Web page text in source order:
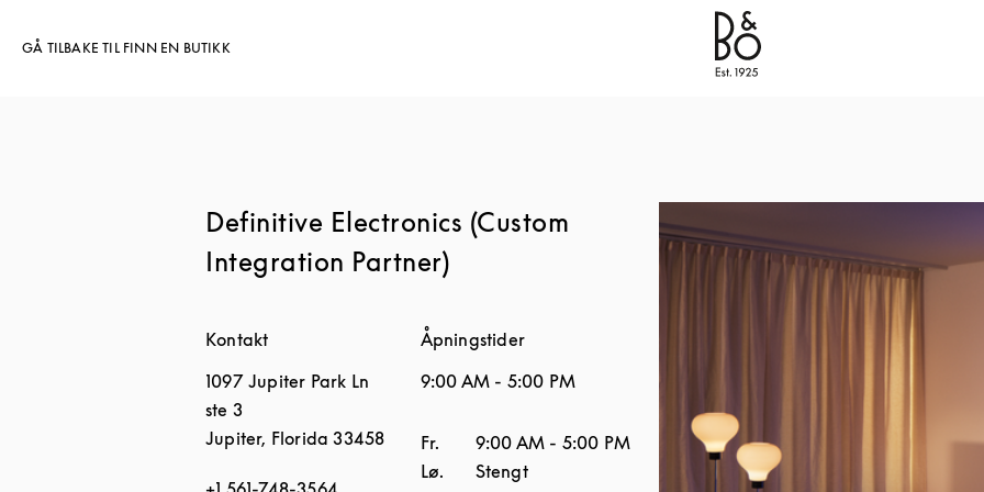
GÅ TILBAKE TIL FINN EN BUTIKK
Bang & Olufsen - Exist to Create
Definitive Electronics (Custom
Integration Partner)
Kontakt
1097 Jupiter Park Ln
ste 3
Jupiter, Florida 33458
Åpningstider
9:00 AM - 5:00 PM
UkedagÅpningstider
Fr. 9:00 AM - 5:00 PM
Lø.
Stengt